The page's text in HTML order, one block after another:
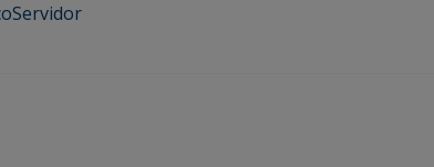
Servidor